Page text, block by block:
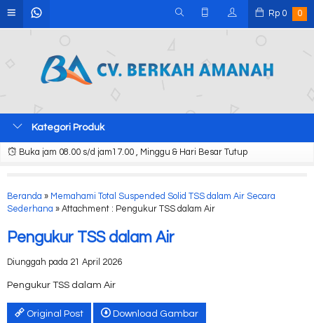
Rp 0 0
Kategori Produk
Buka jam 08.00 s/d jam17.00 , Minggu & Hari Besar Tutup
Beranda » Memahami Total Suspended Solid TSS dalam Air Secara
Sederhana » Attachment : Pengukur TSS dalam Air
Pengukur TSS dalam Air
Diunggah pada 21 April 2026
Pengukur TSS dalam Air
Original Post Download Gambar